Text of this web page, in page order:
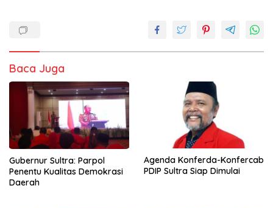
Baca Juga
Gubernur Sultra: Parpol
Penentu Kualitas Demokrasi
Daerah
Agenda Konferda-Konfercab
PDIP Sultra Siap Dimulai